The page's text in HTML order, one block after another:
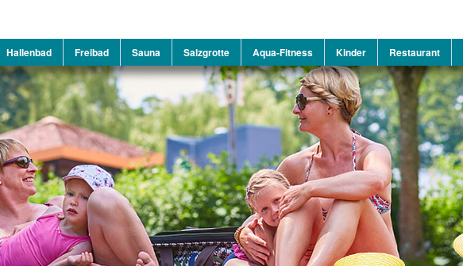
Hallenbad Freibad Sauna Salzgrotte Aqua-Fitness Kinder Restaurant